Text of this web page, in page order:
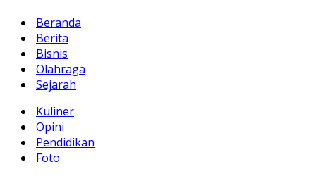
Beranda
Berita
Bisnis
Olahraga
Sejarah
Kuliner
Opini
Pendidikan
Foto